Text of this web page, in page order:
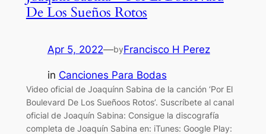
De Los Sueños Rotos
Apr 5, 2022—byFrancisco H Perez
in Canciones Para Bodas
Video oficial de Joaquínn Sabina de la canción ‘Por El
Boulevard De Los Sueñoos Rotos’. Suscríbete al canal
oficial de Joaquín Sabina: Consigue la discografía
completa de Joaquín Sabina en: iTunes: Google Play: